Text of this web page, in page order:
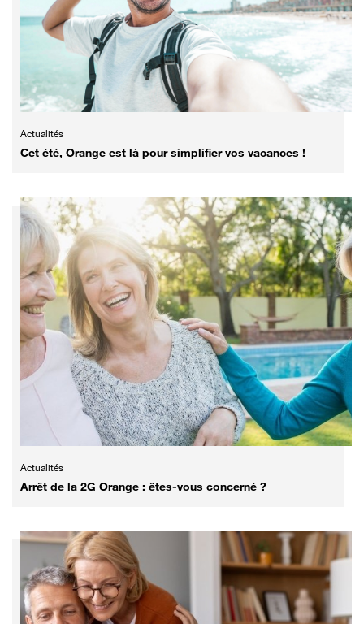
Actualités
Cet été, Orange est là pour simplifier vos vacances !
Actualités
Arrêt de la 2G Orange : êtes-vous concerné ?